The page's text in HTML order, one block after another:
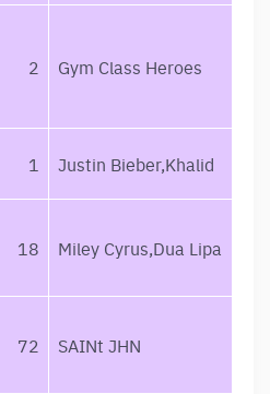
2 Gym Class Heroes
1 Justin Bieber,Khalid
18 Miley Cyrus,Dua Lipa
72 SAINt JHN